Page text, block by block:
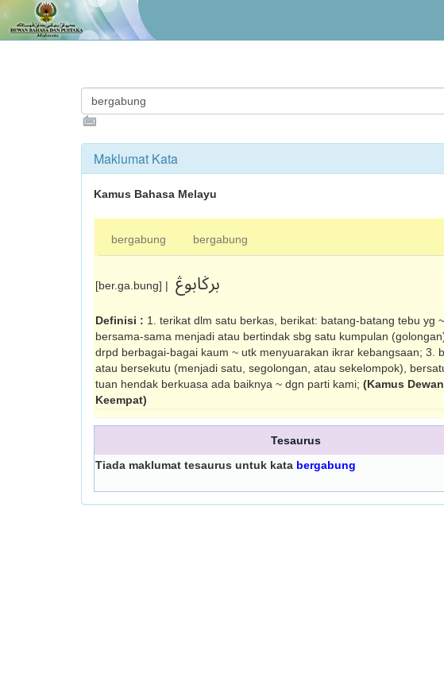
Maklumat Kata
Kamus Bahasa Melayu
bergabung bergabung
[ber.ga.bung] | برݢابوڠ
Definisi : 1. terikat dlm satu berkas, berikat: batang-batang tebu yg
bersama-sama menjadi atau bertindak sbg satu kumpulan
drpd berbagai-bagai kaum ~ utk menyuarakan ikrar kebangsaan; 3.
atau bersekutu (menjadi satu, segolongan, atau sekelompok),
tuan hendak berkuasa ada baiknya ~ dgn parti kami; (Kamus
Keempat)
Tesaurus
Tiada maklumat tesaurus untuk kata bergabung